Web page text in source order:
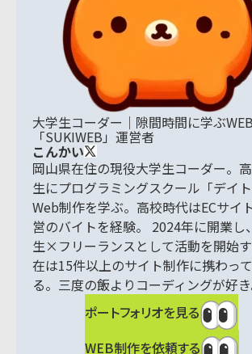
大学生コーダー｜隙間時間に学ぶ
「SUKIWEB」運営者
こんかい
岡山県在住の現役大学生コーダー。
生にプログラミングスクール「デイ
Web制作を学ぶ。高校時代はECサイ
営のバイトを経験。 2024年に開業し
生×フリーランスとして活動を開始
在は15件以上のサイト制作に携わっ
る。三度の飯よりコーディングが好き
ポートフォリオを見る
WEB制作を依頼する